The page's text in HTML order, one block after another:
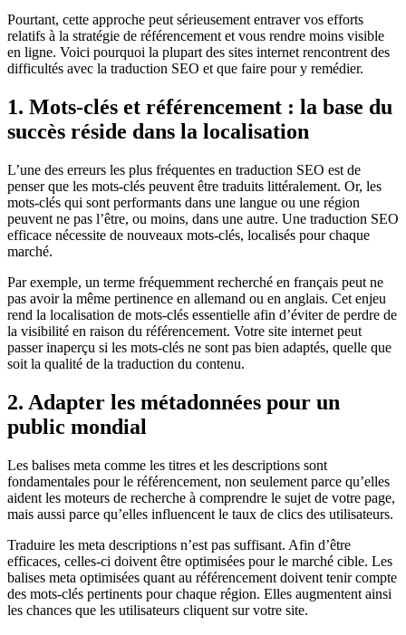
Pourtant, cette approche peut sérieusement entraver vos efforts
relatifs à la stratégie de référencement et vous rendre moins visible
en ligne. Voici pourquoi la plupart des sites internet rencontrent des
difficultés avec la traduction SEO et que faire pour y remédier.
1. Mots-clés et référencement : la base du
succès réside dans la localisation
L’une des erreurs les plus fréquentes en traduction SEO est de
penser que les mots-clés peuvent être traduits littéralement. Or, les
mots-clés qui sont performants dans une langue ou une région
peuvent ne pas l’être, ou moins, dans une autre. Une traduction SEO
efficace nécessite de nouveaux mots-clés, localisés pour chaque
marché.
Par exemple, un terme fréquemment recherché en français peut ne
pas avoir la même pertinence en allemand ou en anglais. Cet enjeu
rend la localisation de mots-clés essentielle afin d’éviter de perdre de
la visibilité en raison du référencement. Votre site internet peut
passer inaperçu si les mots-clés ne sont pas bien adaptés, quelle que
soit la qualité de la traduction du contenu.
2. Adapter les métadonnées pour un
public mondial
Les balises meta comme les titres et les descriptions sont
fondamentales pour le référencement, non seulement parce qu’elles
aident les moteurs de recherche à comprendre le sujet de votre page,
mais aussi parce qu’elles influencent le taux de clics des utilisateurs.
Traduire les meta descriptions n’est pas suffisant. Afin d’être
efficaces, celles-ci doivent être optimisées pour le marché cible. Les
balises meta optimisées quant au référencement doivent tenir compte
des mots-clés pertinents pour chaque région. Elles augmentent ainsi
les chances que les utilisateurs cliquent sur votre site.